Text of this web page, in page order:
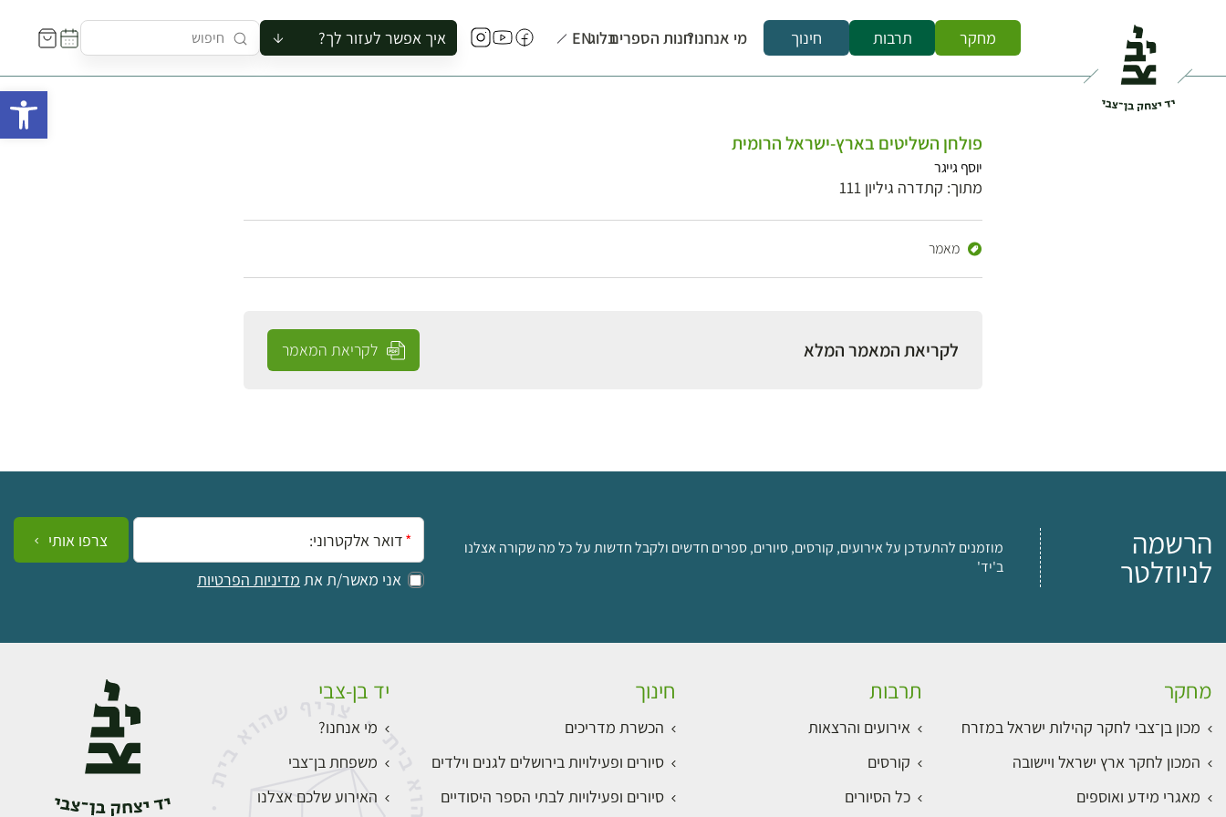
מחקר תרבות חינוך מי אנחנו?חנות הספריםבלוגEN איך אפשר לעזור לך?
להזמין סיור לקבוצה
פולחן השליטים בארץ-ישראל הרומית
יוסף גייגר
מתוך: קתדרה גיליון 111
מאמר
לקריאת המאמר המלא לקריאת המאמר
הרשמה
לניוזלטר
מוזמנים להתעדכן על אירועים, קורסים, סיורים, ספרים חדשים ולקבל חדשות על כל מה שקורה אצלנו
ב'יד'
אימייל:
אני מאשר/ת את מדיניות הפרטיות
צרפו אותי
מחקר
מכון בן־צבי לחקר קהילות ישראל במזרח
המכון לחקר ארץ ישראל ויישובה
מאגרי מידע ואוספים
תרבות
אירועים והרצאות
קורסים
כל הסיורים
חינוך
הכשרת מדריכים
סיורים ופעילויות בירושלים לגנים וילדים
סיורים ופעילויות לבתי הספר היסודיים
יד בן-צבי
מי אנחנו?
משפחת בן־צבי
האירוע שלכם אצלנו